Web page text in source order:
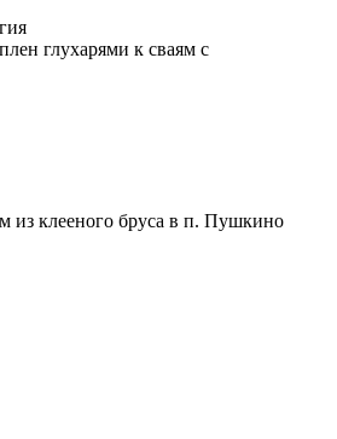
глухарями к сваям с
из клееного бруса в п. Пушкино